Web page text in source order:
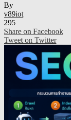
By
v89iot
295
Share on Facebook
Tweet on Twitter